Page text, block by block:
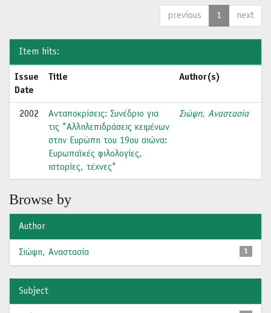
previous 1 next
Item hits:
Issue
Date
Title Author(s)
2002
Ανταποκρίσεις: Συνέδριο για
τις "Αλληλεπιδράσεις κειμένων
στην Ευρώπη του 19ου αιώνα:
Ευρωπαϊκές φιλολογίες,
ιστορίες, τέχνες"
Σιώψη, Αναστασία
Browse by
Author
1
Σιώψη, Αναστασία
Subject